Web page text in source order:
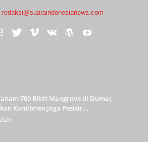
redaksi@suaraindonesianews.com
700 Bibit Mangrove di Dumai,
Komitmen Jaga Pesisir...